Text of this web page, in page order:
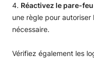
Réactivez le pare-feu
une règle pour autoriser
nécessaire.
Vérifiez également les